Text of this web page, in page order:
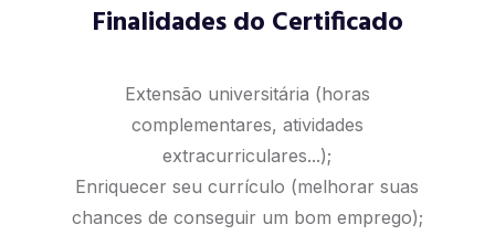
Finalidades do Certificado
Extensão universitária (horas
complementares, atividades
extracurriculares...);
Enriquecer seu currículo (melhorar suas
chances de conseguir um bom emprego);